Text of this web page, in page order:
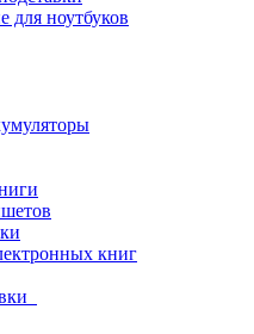
ноутбуков
книг